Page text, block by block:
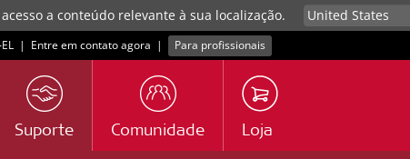
a conteúdo relevante à sua localização.
| Entre em contato agora | Para profissionais
Suporte Comunidade Loja